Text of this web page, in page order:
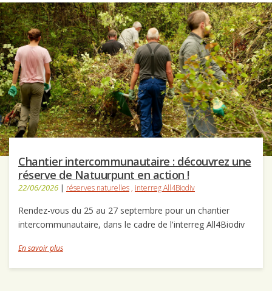
Chantier intercommunautaire : découvrez une
réserve de Natuurpunt en action !
22/06/2026 | réserves naturelles, interreg All4Biodiv
Rendez-vous du 25 au 27 septembre pour un chantier
intercommunautaire, dans le cadre de l'interreg All4Biodiv
En savoir plus